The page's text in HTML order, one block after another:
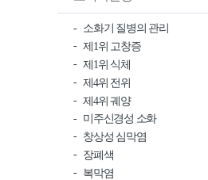
소화기 질병의 관리
제1위 고창증
제1위 식체
제4위 전위
제4위 궤양
미주신경성 소화
창상성 심막염
장폐색
복막염